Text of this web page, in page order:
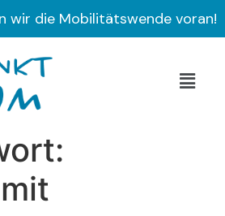
wir die Mobilitätswende voran!